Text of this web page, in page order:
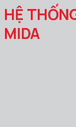
HỆ
MIDA